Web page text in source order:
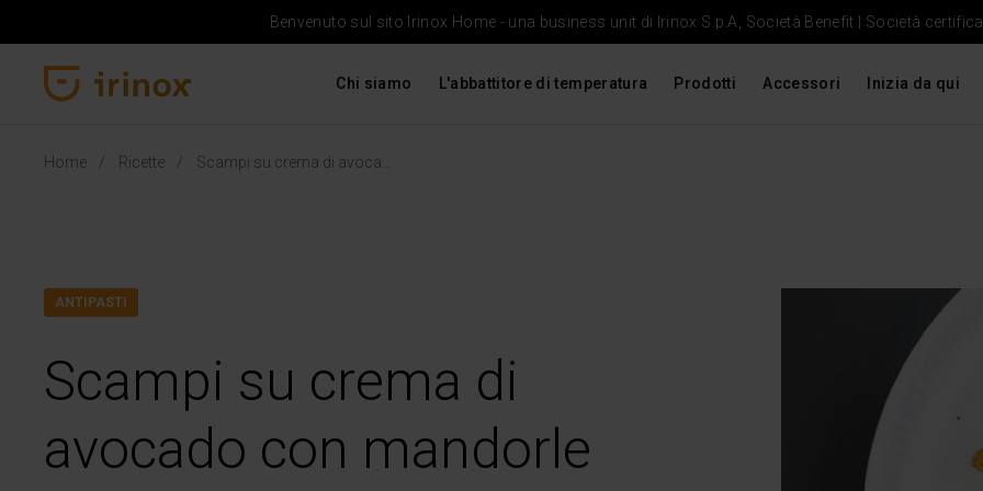
Benvenuto sul sito Irinox Home - una business unit di Irinox S.p.A, Società Benefit | Società
Chi siamo L'abbattitore di temperatura Prodotti Accessori Inizia da qui
Home Ricette
ANTIPASTI
Scampi su crema di
avocado con mandorle